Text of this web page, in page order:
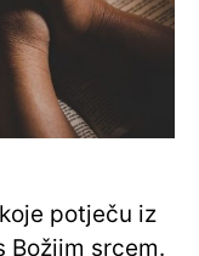
potječu iz
Božjim srcem.